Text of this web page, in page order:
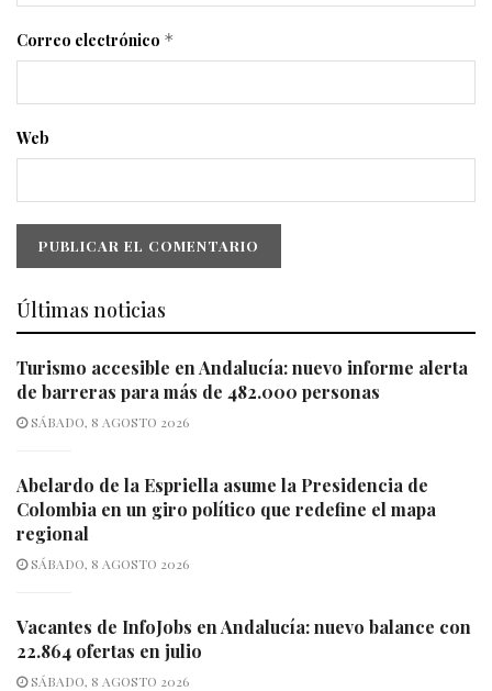
Correo electrónico *
Web
Últimas noticias
Turismo accesible en Andalucía: nuevo informe alerta
de barreras para más de 482.000 personas
SÁBADO, 8 AGOSTO 2026
Abelardo de la Espriella asume la Presidencia de
Colombia en un giro político que redefine el mapa
regional
SÁBADO, 8 AGOSTO 2026
Vacantes de InfoJobs en Andalucía: nuevo balance con
22.864 ofertas en julio
SÁBADO, 8 AGOSTO 2026